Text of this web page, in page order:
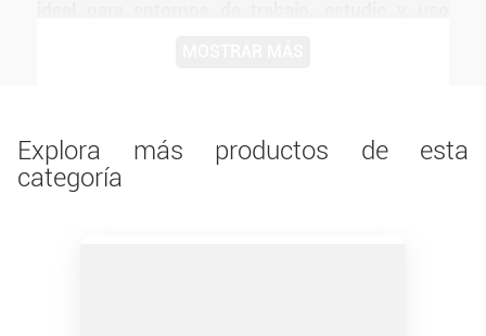
Explora más productos de esta
categoría